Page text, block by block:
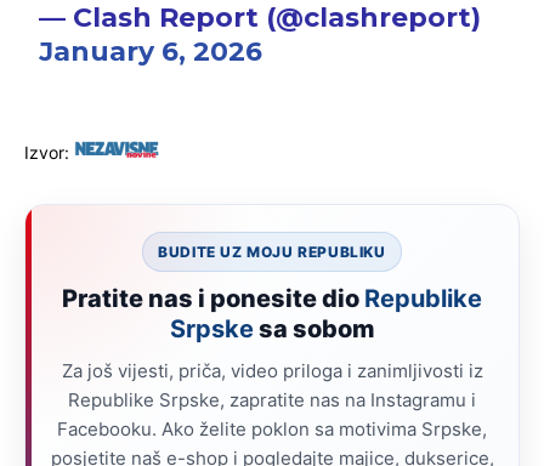
— Clash Report (@clashreport)
January 6, 2026
Izvor:
BUDITE UZ MOJU REPUBLIKU
Pratite nas i ponesite dio Republike
Srpskesa sobom
Za još vijesti, priča, video priloga i zanimljivosti iz
Republike Srpske, zapratite nas na Instagramu i
Facebooku. Ako želite poklon sa motivima Srpske,
posjetite naš e-shop i pogledajte majice, dukserice,